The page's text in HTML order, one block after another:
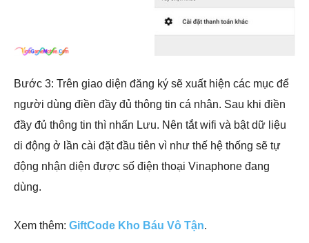
Bước 3: Trên giao diện đăng ký sẽ xuất hiện các mục để
người dùng điền đầy đủ thông tin cá nhân. Sau khi điền
đầy đủ thông tin thì nhấn Lưu. Nên tắt wifi và bật dữ liệu
di động ở lần cài đặt đầu tiên vì như thế hệ thống sẽ tự
động nhận diện được số điện thoại Vinaphone đang
dùng.
Xem thêm: GiftCode Kho Báu Vô Tận.